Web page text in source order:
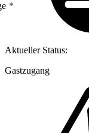
Aktueller Status:
Gastzugang